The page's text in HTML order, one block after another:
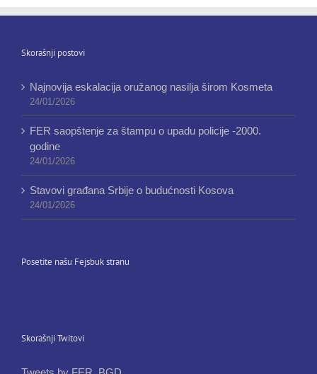
Skorašnji postovi
Najnovija eskalacija oružanog nasilja širom Kosmeta
24/01/2026
FER saopštenje za štampu o upadu policije -2000.
godine
24/01/2026
Stavovi građana Srbije o budućnosti Kosova
24/01/2026
Posetite našu Fejsbuk stranu
Skorašnji Twitovi